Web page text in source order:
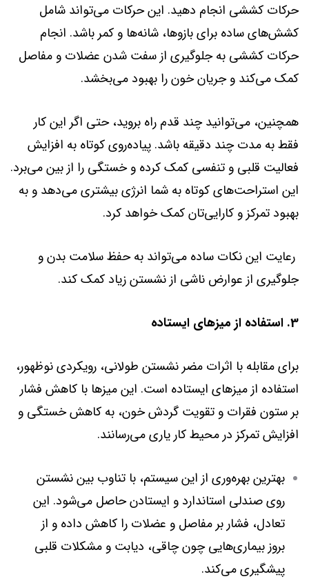
حرکات کششی انجام دهید. این حرکات می‌تواند شامل
کشش‌های ساده برای بازوها، شانه‌ها و کمر باشد. انجام
حرکات کششی به جلوگیری از سفت شدن عضلات و مفاصل
کمک می‌کند و جریان خون را بهبود می‌بخشد.
همچنین، می‌توانید چند قدم راه بروید، حتی اگر این کار
فقط به مدت چند دقیقه باشد. پیاده‌روی کوتاه به افزایش
فعالیت قلبی و تنفسی کمک کرده و خستگی را از بین می‌برد.
این استراحت‌های کوتاه به شما انرژی بیشتری می‌دهد و به
بهبود تمرکز و کارایی‌تان کمک خواهد کرد.
رعایت این نکات ساده می‌تواند به حفظ سلامت بدن و
جلوگیری از عوارض ناشی از نشستن زیاد کمک کند.
3. استفاده از میزهای ایستاده
برای مقابله با اثرات مضر نشستن طولانی، رویکردی نوظهور،
استفاده از میزهای ایستاده است. این میزها با کاهش فشار
بر ستون فقرات و تقویت گردش خون، به کاهش خستگی و
افزایش تمرکز در محیط کار یاری می‌رسانند.
بهترین بهره‌وری از این سیستم، با تناوب بین نشستن
روی صندلی استاندارد و ایستادن حاصل می‌شود. این
تعادل، فشار بر مفاصل و عضلات را کاهش داده و از
بروز بیماری‌هایی چون چاقی، دیابت و مشکلات قلبی
پیشگیری می‌کند.